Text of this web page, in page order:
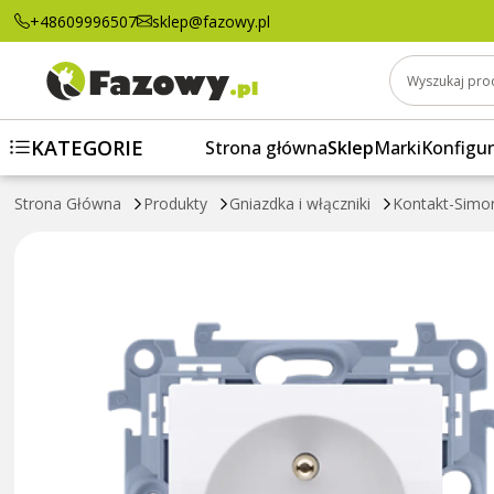
+48609996507 sklep@fazowy.pl
Wyszukaj
KATEGORIE Strona głównaSklepMarki
Strona Główna Produkty Gniazdka i włączniki Kontakt-
CGZ1.01/11 Gniazdo wtyczkowe z